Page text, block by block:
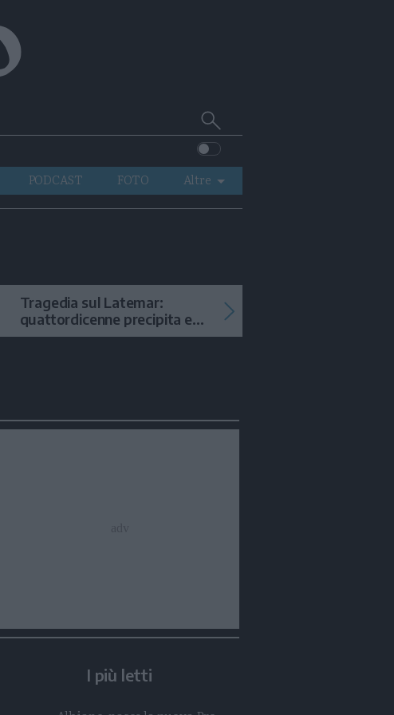
Cerca
su
Trentino
PODCAST FOTO
Altre
VIDEO
Tragedia sul Latemar:
quattordicenne precipita e
muore
Condividi
Condividi
TwitterCondividi
Mail
I più letti